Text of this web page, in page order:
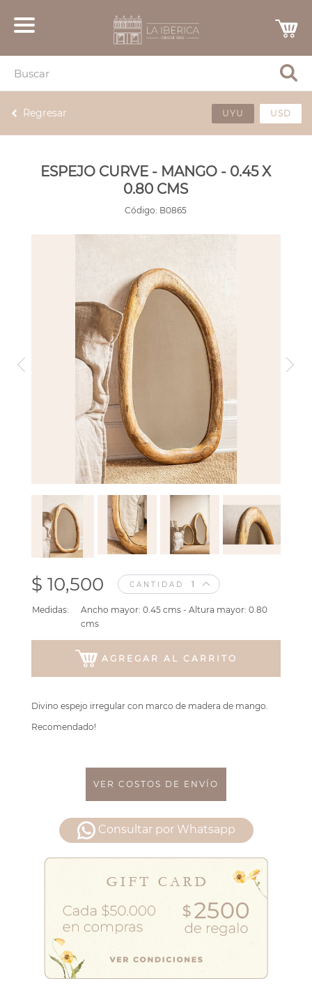
Regresar UYU USD
ESPEJO CURVE - MANGO - 0.45 X
0.80 CMS
Código: B0865
$ 10,500 CANTIDAD
Medidas:
Ancho mayor: 0.45 cms - Altura mayor: 0.80
cms
AGREGAR AL CARRITO
Divino espejo irregular con marco de madera de mango.
Recomendado!
VER COSTOS DE ENVÍO
Consultar por Whatsapp